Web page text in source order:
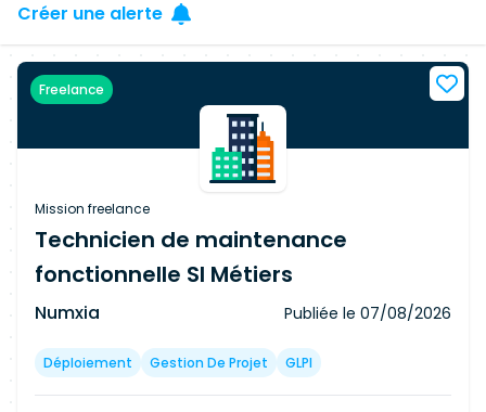
Créer une alerte
Freelance
Mission freelance
Technicien de maintenance
fonctionnelle SI Métiers
Numxia Publiée le 07/08/2026
Déploiement Gestion De Projet GLPI